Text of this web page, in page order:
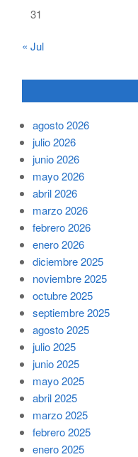
31
« Jul
agosto 2026
julio 2026
junio 2026
mayo 2026
abril 2026
marzo 2026
febrero 2026
enero 2026
diciembre 2025
noviembre 2025
octubre 2025
septiembre 2025
agosto 2025
julio 2025
junio 2025
mayo 2025
abril 2025
marzo 2025
febrero 2025
enero 2025